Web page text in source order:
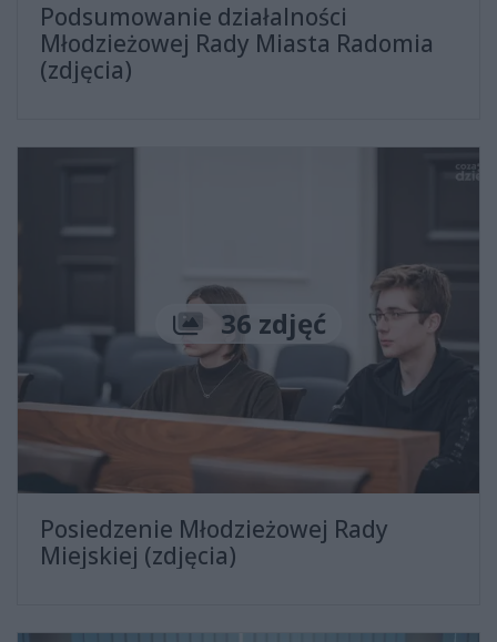
Podsumowanie działalności
Młodzieżowej Rady Miasta Radomia
(zdjęcia)
Liczba zdjęć
36 zdjęć
Posiedzenie Młodzieżowej Rady
Miejskiej (zdjęcia)